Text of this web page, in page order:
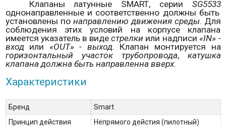
Клапаны латунные SMART, серии SG5533
однонаправленные и соответственно должны быть
установлены по направлению движения среды. Для
соблюдения этих условий на корпусе клапана
имеется указатель в виде стрелки или надписи «IN» -
входили «OUT» - выход. Клапан монтируется на
горизонтальный участок трубопровода, катушка
клапана должна быть направленна вверх.
Характеристики
Бренд
Smart
Принцип действия
Непрямого дейстия (пилотный)